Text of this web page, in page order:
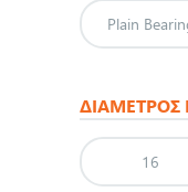
Plain
ΔΙΆΜΕΤΡΟΣ
16